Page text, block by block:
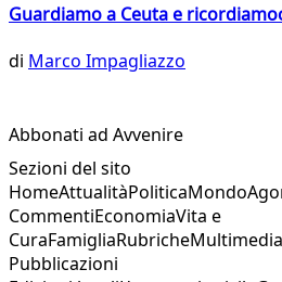
Guardiamo a Ceuta e
di Marco Impagliazzo
Abbonati ad Avvenire
Sezioni del sito
HomeAttualitàPoliticaMondo
CommentiEconomiaVita e
CuraFamigliaRubricheMultimedia
Pubblicazioni